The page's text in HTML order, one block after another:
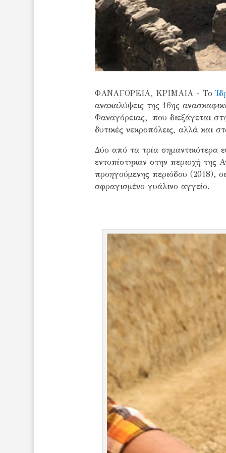
ΦΑΝΑΓΟΡΕΙΑ, ΚΡΙΜΑΙΑ - Το
ανακαλύψεις της 16ης
Φαναγόρειας, που διεξάγεται
δυτικές νεκροπόλεις, αλλά και
Δύο από τα τρία σημαντικότερα
εντοπίστηκαν στην περιοχή της
προηγούμενης περιόδου (2018),
σφραγισμένο γυάλινο αγγείο.